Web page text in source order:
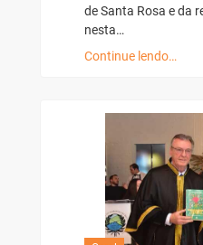
de Santa Rosa e da
nesta…
Continue lendo…